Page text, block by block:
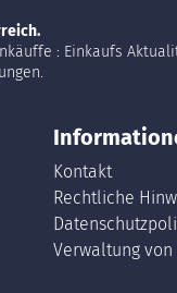
: Einkaufs
Kontakt
Rechtliche
Verwaltung von